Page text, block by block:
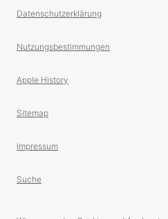
Datenschutzerklärung
Nutzungsbestimmungen
Apple History
Sitemap
Impressum
Suche